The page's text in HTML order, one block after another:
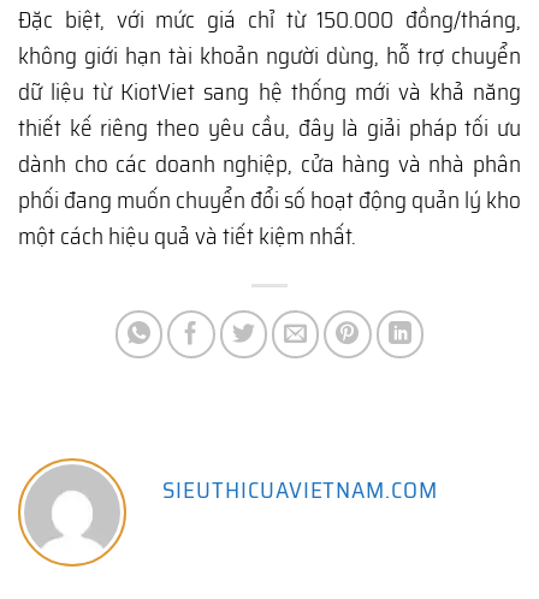
Đặc biệt, với mức giá chỉ từ 150.000 đồng/tháng,
không giới hạn tài khoản người dùng, hỗ trợ chuyển
dữ liệu từ KiotViet sang hệ thống mới và khả năng
thiết kế riêng theo yêu cầu, đây là giải pháp tối ưu
dành cho các doanh nghiệp, cửa hàng và nhà phân
phối đang muốn chuyển đổi số hoạt động quản lý kho
một cách hiệu quả và tiết kiệm nhất.
SIEUTHICUAVIETNAM.COM